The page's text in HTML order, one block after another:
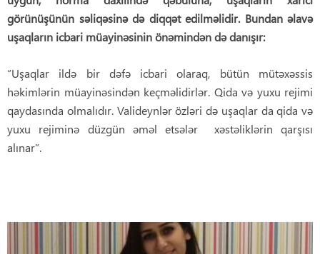
görünüşünün səliqəsinə də diqqət edilməlidir. Bundan əlavə
uşaqların icbari müayinəsinin önəmindən də danışır:
“Uşaqlar ildə bir dəfə icbari olaraq, bütün mütəxəssis
həkimlərin müayinəsindən keçməlidirlər. Qida və yuxu rejimi
qaydasında olmalıdır. Valideynlər özləri də uşaqlar da qida və
yuxu rejiminə düzgün əməl etsələr xəstəliklərin qarşısı
alınar”.